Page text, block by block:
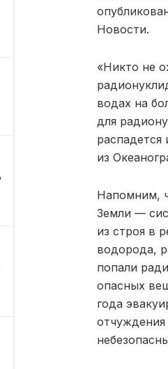
Новости.
«Никто не
водах на
для
из
Напомним,
Земли —
из строя в
водорода,
попали
опасных
года